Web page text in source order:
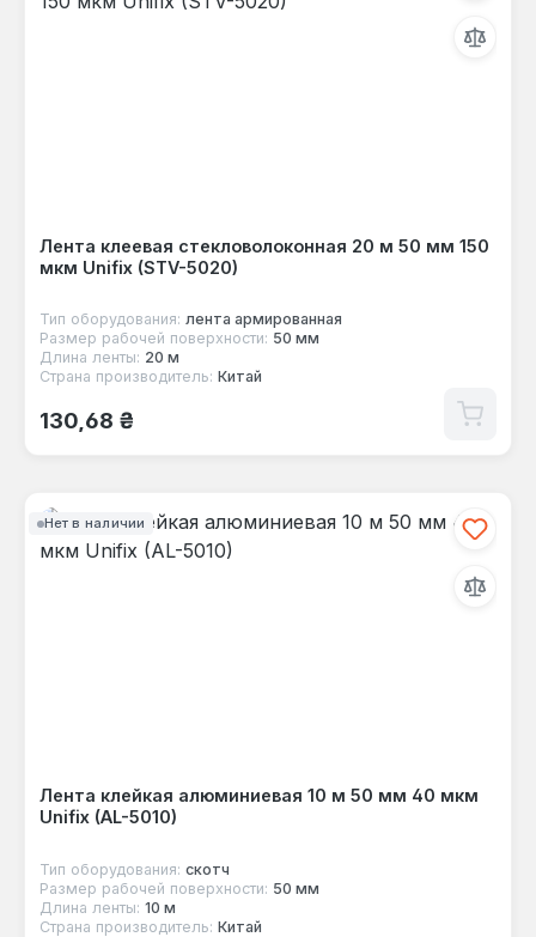
Лента клеевая стекловолоконная 20 м 50 мм 150
мкм Unifix (STV-5020)
Тип оборудования: лента армированная
Размер рабочей поверхности: 50 мм
Длина ленты: 20 м
Страна производитель: Китай
Обычная цена:
130,68 ₴
Нет в наличии
Лента клейкая алюминиевая 10 м 50 мм 40 мкм
Unifix (AL-5010)
Тип оборудования: скотч
Размер рабочей поверхности: 50 мм
Длина ленты: 10 м
Страна производитель: Китай